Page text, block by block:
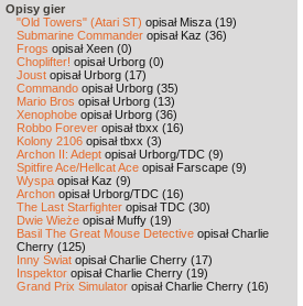
Opisy gier
"Old Towers" (Atari ST) opisał Misza (19)
Submarine Commander opisał Kaz (36)
Frogs opisał Xeen (0)
Choplifter! opisał Urborg (0)
Joust opisał Urborg (17)
Commando opisał Urborg (35)
Mario Bros opisał Urborg (13)
Xenophobe opisał Urborg (36)
Robbo Forever opisał tbxx (16)
Kolony 2106 opisał tbxx (3)
Archon II: Adept opisał Urborg/TDC (9)
Spitfire Ace/Hellcat Ace opisał Farscape (9)
Wyspa opisał Kaz (9)
Archon opisał Urborg/TDC (16)
The Last Starfighter opisał TDC (30)
Dwie Wieże opisał Muffy (19)
Basil The Great Mouse Detective opisał Charlie
Cherry (125)
Inny Świat opisał Charlie Cherry (17)
Inspektor opisał Charlie Cherry (19)
Grand Prix Simulator opisał Charlie Cherry (16)